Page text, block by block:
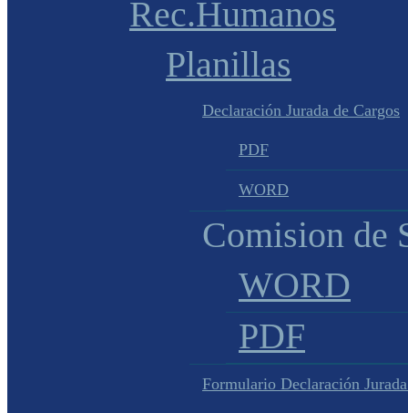
Rec.Humanos
Planillas
Declaración Jurada de Cargos
PDF
WORD
Comision de
WORD
PDF
Formulario Declaración